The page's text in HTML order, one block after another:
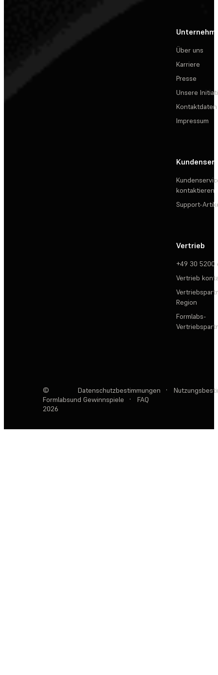
Über uns
Karriere
Presse
Unsere
Kontaktdaten
Impressum
kontaktieren
Support-
Vertrieb
+49 30 5200
Vertrieb
Region
Formlabs-
©
Formlabs
2026
Datenschutzbestimmungen ·
und Gewinnspiele
· FAQ